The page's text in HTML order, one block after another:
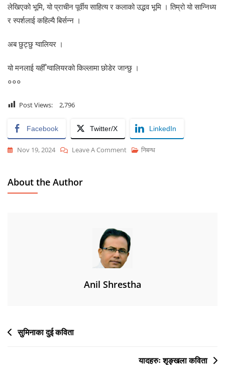
लेखिएको भूमि, यो प्राचीन पूर्वीय साहित्य र कलाको उद्भव भूमि । तिम्रो यो सान्निध्य
र स्पर्शलाई कहिल्यै बिर्सन्न ।
अब छुट्छु ग्वालियर ।
यो मनलाई यहीँ ग्वालियरको किल्लामा छोडेर जान्छु ।
०००
Post Views: 2,796
Facebook Twitter/X LinkedIn
Nov 19, 2024 Leave A CommentOn
निबन्ध
About the Author
Anil Shrestha
Post
सुमिनाका दुई कविता
यादहरुः शृङ्खला कविता